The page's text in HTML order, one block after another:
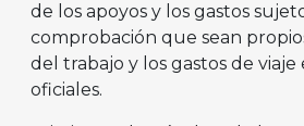
de los apoyos y los gastos
comprobación que sean
del trabajo y los gastos de viaje
oficiales.